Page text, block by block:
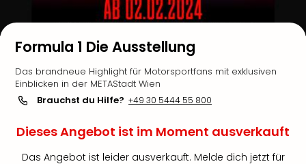
Formula 1 Die Ausstellung
Das brandneue Highlight für Motorsportfans mit exklusiven
Einblicken in der METAStadt Wien
Brauchst du Hilfe? +49 30 5444 55 800
Dieses Angebot ist im Moment ausverkauft
Das Angebot ist leider ausverkauft. Melde dich jetzt für